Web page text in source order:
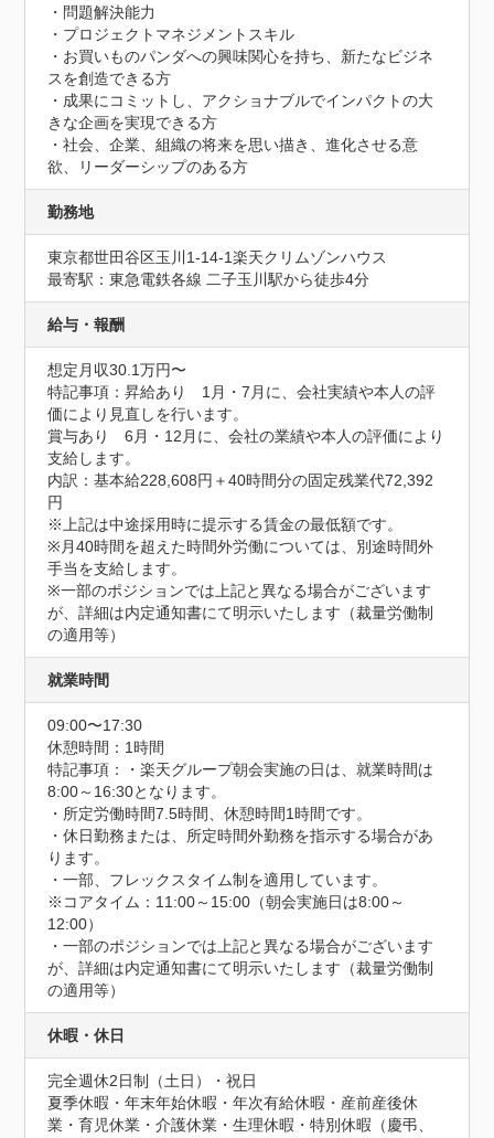
・問題解決能力
・プロジェクトマネジメントスキル
・お買いものパンダへの興味関心を持ち、新たなビジネ
スを創造できる方
・成果にコミットし、アクショナブルでインパクトの大
きな企画を実現できる方
・社会、企業、組織の将来を思い描き、進化させる意
欲、リーダーシップのある方
勤務地
東京都世田谷区玉川1-14-1楽天クリムゾンハウス
最寄駅：東急電鉄各線 二子玉川駅から徒歩4分
給与・報酬
想定月収30.1万円〜
特記事項：昇給あり　1月・7月に、会社実績や本人の評
価により見直しを行います。
賞与あり　6月・12月に、会社の業績や本人の評価により
支給します。
内訳：基本給228,608円＋40時間分の固定残業代72,392
円
※上記は中途採用時に提示する賃金の最低額です。
※月40時間を超えた時間外労働については、別途時間外
手当を支給します。
※一部のポジションでは上記と異なる場合がございます
が、詳細は内定通知書にて明示いたします（裁量労働制
の適用等）
就業時間
09:00〜17:30
休憩時間：1時間
特記事項：・楽天グループ朝会実施の日は、就業時間は
8:00～16:30となります。
・所定労働時間7.5時間、休憩時間1時間です。
・休日勤務または、所定時間外勤務を指示する場合があ
ります。
・一部、フレックスタイム制を適用しています。
※コアタイム：11:00～15:00（朝会実施日は8:00～
12:00）
・一部のポジションでは上記と異なる場合がございます
が、詳細は内定通知書にて明示いたします（裁量労働制
の適用等）
休暇・休日
完全週休2日制（土日）・祝日
夏季休暇・年末年始休暇・年次有給休暇・産前産後休
業・育児休業・介護休業・生理休暇・特別休暇（慶弔、